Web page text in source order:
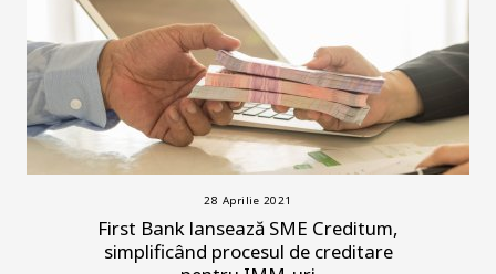
28 Aprilie 2021
First Bank lansează SME Creditum,
simplificând procesul de creditare